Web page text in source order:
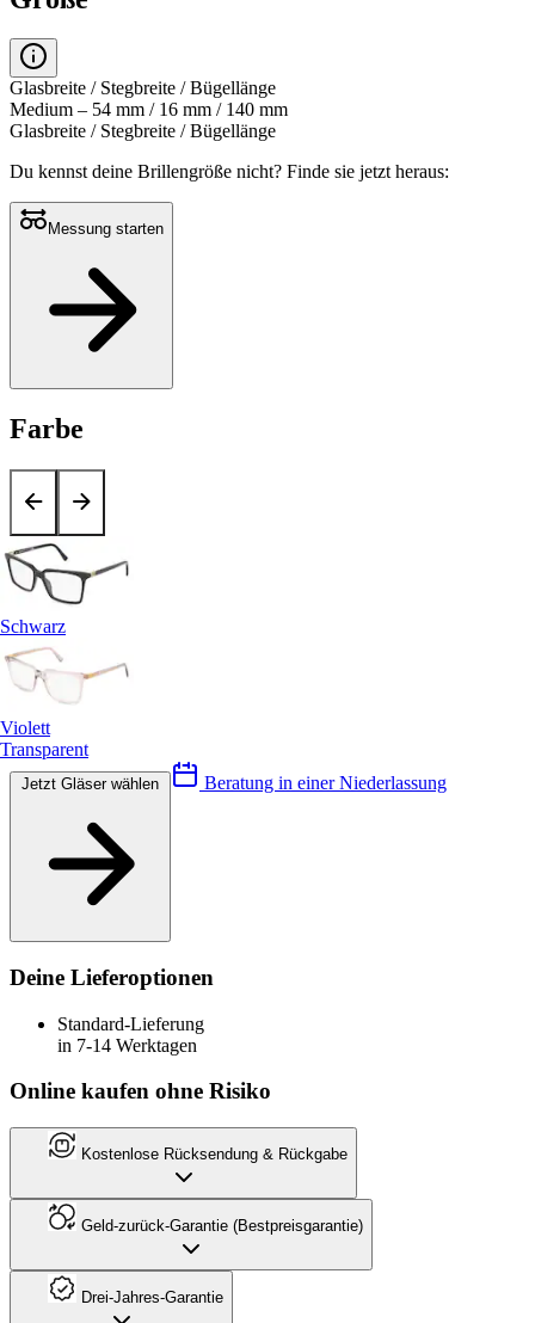
Glasbreite / Stegbreite / Bügellänge
Medium – 54 mm / 16 mm / 140 mm
Glasbreite / Stegbreite / Bügellänge
Du kennst deine Brillengröße nicht? Finde sie jetzt heraus:
Messung starten
Farbe
Schwarz
Violett
Transparent
Beratung in einer Niederlassung
Deine Lieferoptionen
Standard-Lieferung
in 7-14 Werktagen
Online kaufen ohne Risiko
Kostenlose Rücksendung & Rückgabe
Geld-zurück-Garantie (Bestpreisgarantie)
Drei-Jahres-Garantie